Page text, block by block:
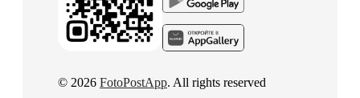
© 2026 FotoPostApp. All rights reserved